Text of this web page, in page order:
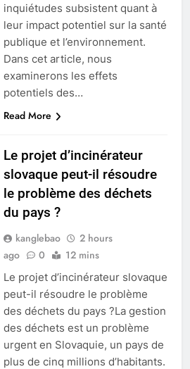
inquiétudes subsistent quant à
leur impact potentiel sur la santé
publique et l’environnement.
Dans cet article, nous
examinerons les effets
potentiels des…
Read More
Le projet d’incinérateur
slovaque peut-il résoudre
le problème des déchets
du pays ?
kanglebao
2 hours
ago
0 12 mins
Le projet d’incinérateur slovaque
peut-il résoudre le problème
des déchets du pays ?La gestion
des déchets est un problème
urgent en Slovaquie, un pays de
plus de cinq millions d’habitants.